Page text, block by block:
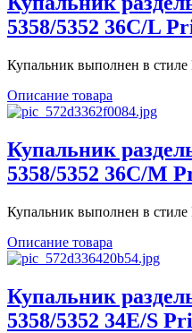
5358/5352 36C/L
Купальник выполнен в
Описание товара
Купальник
5358/5352 36C/M
Купальник выполнен в
Описание товара
Купальник
5358/5352 34E/S